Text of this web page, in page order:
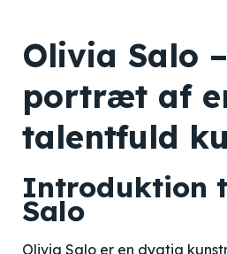
Olivia Salo
portræt af
talentfuld
Introduktion
Salo
Olivia Salo er en dygtig